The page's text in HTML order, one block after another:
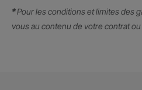
*Pour les conditions et limites des
vous au contenu de votre contrat